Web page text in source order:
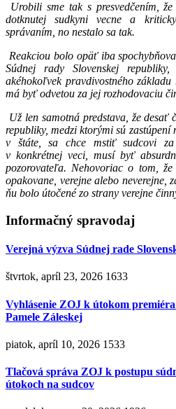
Urobili sme tak s presvedčením,
dotknutej sudkyni vecne a
správaním, no nestalo sa tak.
Reakciou bolo opäť iba
Súdnej rady Slovenskej
akéhokoľvek pravdivostného základu
má byť odvetou za jej rozhodovaciu
Už len samotná predstava, že desať
republiky, medzi ktorými sú
v štáte, sa chce mstiť sudcovi za
v konkrétnej veci, musí byť
pozorovateľa. Nehovoriac o tom,
opakovane, verejne alebo neverejne,
ňu bolo útočené zo strany verejne
Informačný spravodaj
Verejná výzva Súdnej rade
štvrtok, apríl 23, 2026 1633
Vyhlásenie ZOJ k útokom
Pamele Záleskej
piatok, apríl 10, 2026 1533
Tlačová správa ZOJ k postupu
útokoch na sudcov